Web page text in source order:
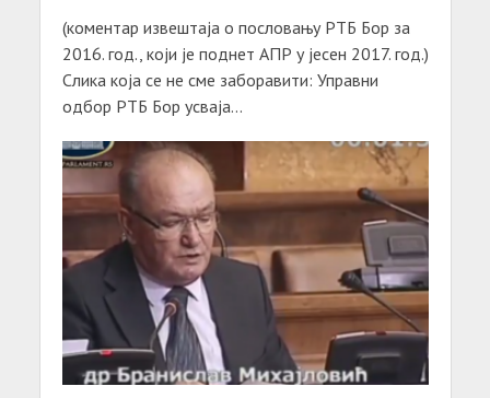
(коментар извештаја о пословању РТБ Бор за
2016. год., који је поднет АПР у јесен 2017. год.)
Слика која се не сме заборавити: Управни
одбор РТБ Бор усваја...